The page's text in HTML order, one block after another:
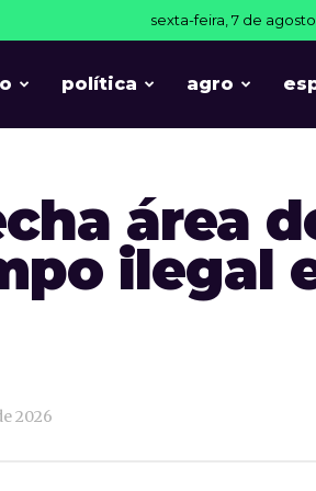
sexta-feira, 7 de
política agro
área
ilegal
2026